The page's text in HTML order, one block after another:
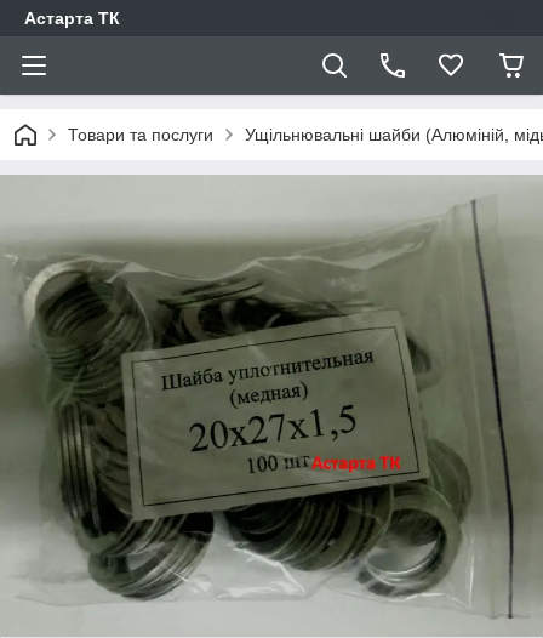
Астарта ТК
Товари та послуги Ущільнювальні шайби (Алюміній,